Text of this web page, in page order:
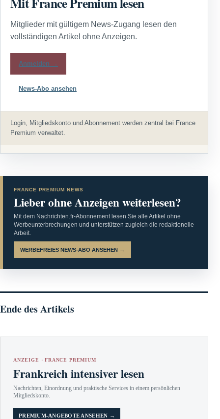
Mitglieder mit gültigem News-Zugang lesen den
vollständigen Artikel ohne Anzeigen.
Anmelden →
News-Abo ansehen
Login, Mitgliedskonto und Abonnement werden zentral bei France
Premium verwaltet.
FRANCE PREMIUM NEWS
Lieber ohne Anzeigen weiterlesen?
Mit dem Nachrichten.fr-Abonnement lesen Sie alle Artikel ohne
Werbeunterbrechungen und unterstützen zugleich die redaktionelle
Arbeit.
WERBEFREIES NEWS-ABO ANSEHEN →
Ende des Artikels
ANZEIGE · FRANCE PREMIUM
Frankreich intensiver lesen
Nachrichten, Einordnung und praktische Services in einem persönlichen
Mitgliedskonto.
PREMIUM-ANGEBOTE ANSEHEN →